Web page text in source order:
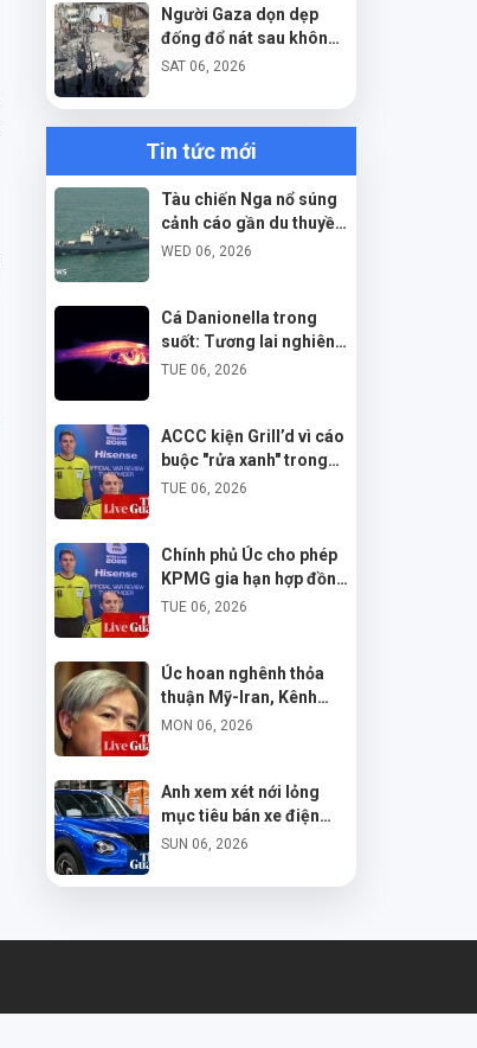
Người Gaza dọn dẹp
đống đổ nát sau không
kích của Israel
SAT 06, 2026
Tin tức mới
Tàu chiến Nga nổ súng
cảnh cáo gần du thuyền
Anh ở eo biển Manche
WED 06, 2026
Cá Danionella trong
suốt: Tương lai nghiên
cứu não bộ con người?
TUE 06, 2026
ACCC kiện Grill’d vì cáo
buộc "rửa xanh" trong
chiến dịch trồng cây
TUE 06, 2026
Chính phủ Úc cho phép
KPMG gia hạn hợp đồng
dù bị cấm đấu thầu mới
TUE 06, 2026
Úc hoan nghênh thỏa
thuận Mỹ-Iran, Kênh
Hormuz mở lại
MON 06, 2026
Anh xem xét nới lỏng
mục tiêu bán xe điện
năm 2030
SUN 06, 2026